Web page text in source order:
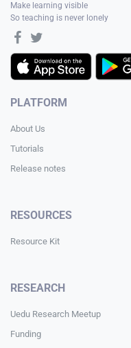
Make learning visible
So teaching is never lonely
PLATFORM
About Us
Tutorials
Release notes
RESOURCES
Resource Kit
RESEARCH
Uedu Research Meetup
Funding